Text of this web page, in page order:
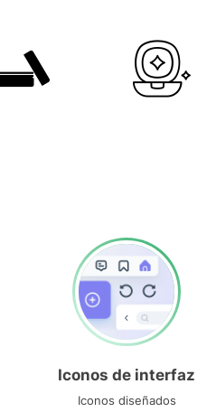
Iconos de interfaz
Iconos diseñados